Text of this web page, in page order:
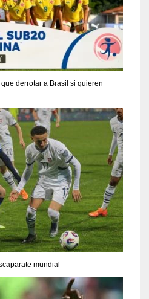
derrotar a Brasil si quieren
mundial